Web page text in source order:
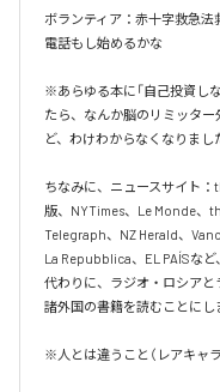
ボランティア：赤十字救急
電話もし始めるかな
※あらゆる本に「自己投資し
たら、なんか脳のリミッタ
ど、わけわからなくなりま
ちなみに、ニュースサイト
版、NYTimes、Le Monde
Telegraph、NZ Herald、
La Repubblica、EL PAÍSな
代わりに、ラジオ・ロシアと
諸外国の書籍を読むことにし
※人とは違うこと（レアキャ